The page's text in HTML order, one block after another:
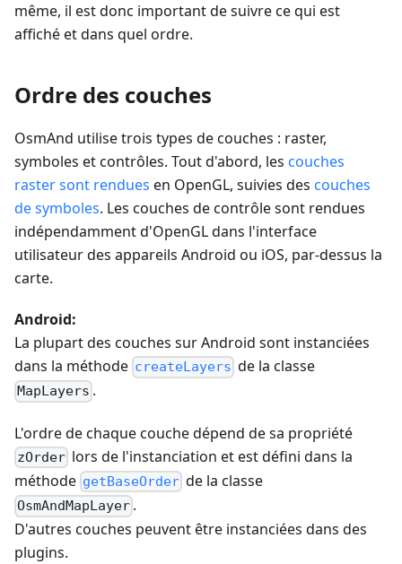
même, il est donc important de suivre ce qui est
affiché et dans quel ordre.
Ordre des couches
OsmAnd utilise trois types de couches : raster,
symboles et contrôles. Tout d'abord, les couches
raster sont rendues en OpenGL, suivies des couches
de symboles. Les couches de contrôle sont rendues
indépendamment d'OpenGL dans l'interface
utilisateur des appareils Android ou iOS, par-dessus la
carte.
Android:
La plupart des couches sur Android sont instanciées
dans la méthode createLayers de la classe
MapLayers .
L'ordre de chaque couche dépend de sa propriété
zOrder lors de l'instanciation et est défini dans la
méthode getBaseOrder de la classe
OsmAndMapLayer .
D'autres couches peuvent être instanciées dans des
plugins.